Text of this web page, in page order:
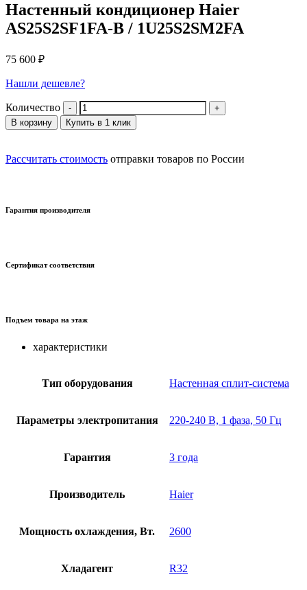
Настенный кондиционер Haier
AS25S2SF1FA-B / 1U25S2SM2FA
75 600 ₽
Нашли дешевле?
Количество
В корзину Купить в 1 клик
Рассчитать стоимость отправки товаров по России
Гарантия производителя
Сертификат соответствия
Подъем товара на этаж
характеристики
Тип оборудования Настенная сплит-система
Параметры электропитания 220-240 В, 1 фаза, 50 Гц
Гарантия 3 года
Производитель Haier
Мощность охлаждения, Вт. 2600
Хладагент R32